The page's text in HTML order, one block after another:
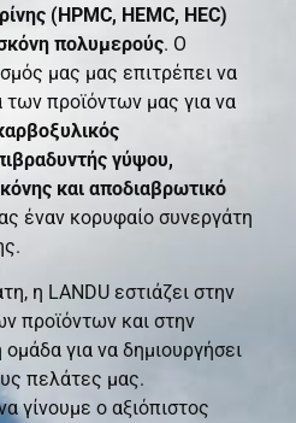
(HPMC, HEMC, HEC)
πολυμερούς. Ο
μας μας επιτρέπει να
προϊόντων μας για να
γύψου,
και αποδιαβρωτικό
έναν κορυφαίο συνεργάτη
η LANDU εστιάζει στην
προϊόντων και στην
για να δημιουργήσει
πελάτες μας.
γίνουμε ο αξιόπιστος